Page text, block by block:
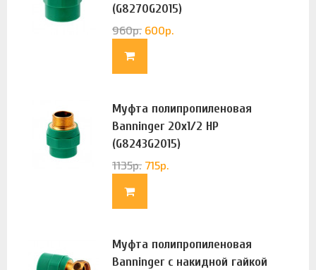
(G8270G2015)
960р. 600р.
Муфта полипропиленовая
Banninger 20х1/2 НР
(G8243G2015)
1135р. 715р.
Муфта полипропиленовая
Banninger с накидной гайкой